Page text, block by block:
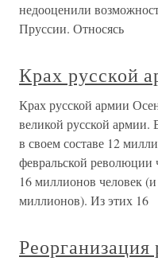
недооценили
Пруссии. Относясь
Крах русской
Крах русской армии
великой русской армии.
в своем составе 12
февральской революции
16 миллионов человек
миллионов). Из этих 16